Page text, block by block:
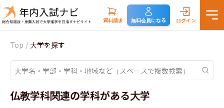
資料請求 無料会員になる ログイン
Top / 大学を探す
仏教学科関連の学科がある大学